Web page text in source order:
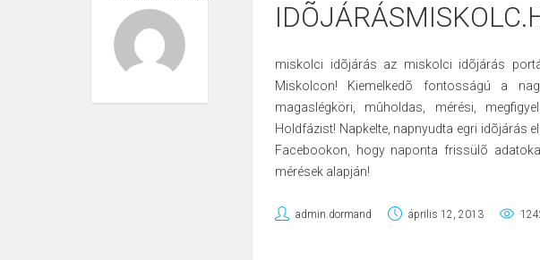
miskolci idõjárás az miskolci idõjárás
Miskolcon! Kiemelkedõ fontosságú a
magaslégköri, mûholdas, mérési,
Holdfázist! Napkelte, napnyudta egri idõjárás
Facebookon, hogy naponta frissülõ
mérések alapján!
admin.dormand április 12, 2013